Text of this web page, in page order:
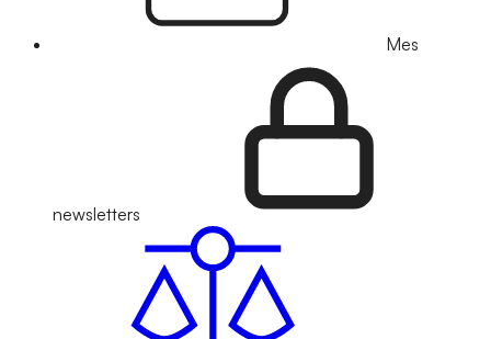
Mes
newsletters